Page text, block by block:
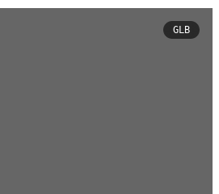
GLB